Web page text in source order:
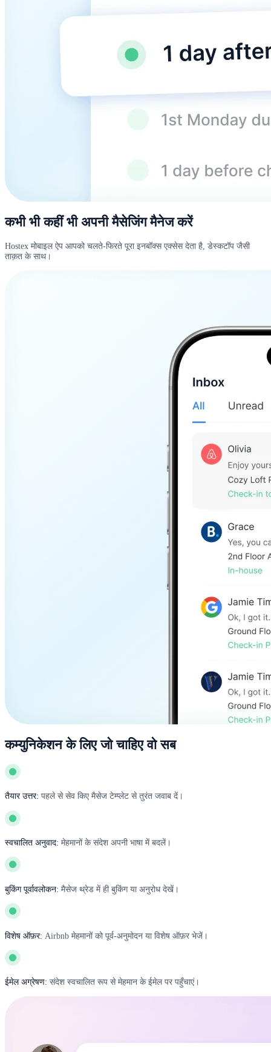
कभी भी कहीं भी अपनी मैसेजिंग मैनेज करें
Hostex मोबाइल ऐप आपको चलते-फिरते पूरा इनबॉक्स एक्सेस देता है, डेस्कटॉप जैसी
ताक़त के साथ।
कम्युनिकेशन के लिए जो चाहिए वो सब
तैयार उत्तर: पहले से सेव किए मैसेज टेम्प्लेट से तुरंत जवाब दें।
स्वचालित अनुवाद: मेहमानों के संदेश अपनी भाषा में बदलें।
बुकिंग पूर्वावलोकन: मैसेज थ्रेड में ही बुकिंग या अनुरोध देखें।
विशेष ऑफ़र: Airbnb मेहमानों को पूर्व-अनुमोदन या विशेष ऑफ़र भेजें।
ईमेल अग्रेषण: संदेश स्वचालित रूप से मेहमान के ईमेल पर पहुँचाएं।